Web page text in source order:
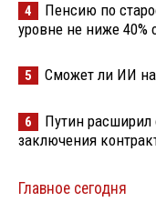
4
Пенсию по
уровне не ниже 40%
5 Сможет ли ИИ
6
Путин
заключения
Главное сегодня